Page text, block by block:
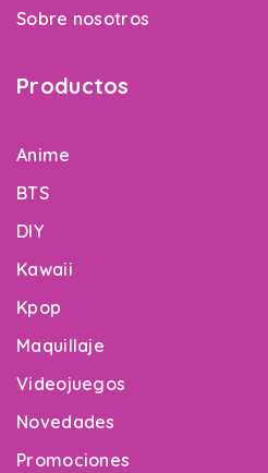
Sobre nosotros
Productos
Anime
BTS
DIY
Kawaii
Kpop
Maquillaje
Videojuegos
Novedades
Promociones